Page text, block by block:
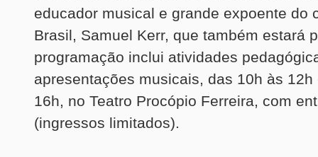
educador musical e grande expoente do
Brasil, Samuel Kerr, que também estará
programação inclui atividades
apresentações musicais, das 10h às 12h
16h, no Teatro Procópio Ferreira, com
(ingressos limitados).